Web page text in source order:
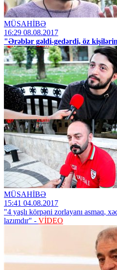
MÜSAHİBƏ
16:29 08.08.2017
"Ərəblər gəldi-gedərdi, öz
MÜSAHİBƏ
15:41 04.08.2017
"4 yaşlı körpəni zorlayanı asmaq,
lazımdır" - VİDEO